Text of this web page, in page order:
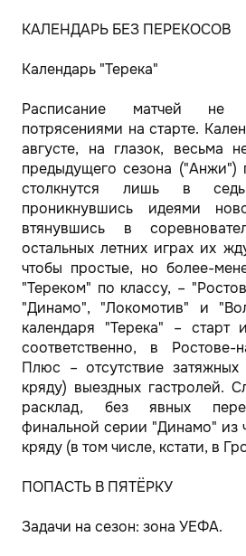
КАЛЕНДАРЬ БЕЗ ПЕРЕКОСОВ
Календарь "Терека"
Расписание матчей не
потрясениями на старте.
августе, на глазок, весьма
предыдущего сезона ("Анжи")
столкнутся лишь в
проникнувшись идеями
втянувшись в
остальных летних играх их
чтобы простые, но более-
"Тереком" по классу, –
"Динамо", "Локомотив" и
календаря "Терека" –
соответственно, в
Плюс – отсутствие
кряду) выездных гастролей.
расклад, без явных
финальной серии "Динамо" из
кряду (в том числе, кстати, в
ПОПАСТЬ В ПЯТЁРКУ
Задачи на сезон: зона УЕФА.